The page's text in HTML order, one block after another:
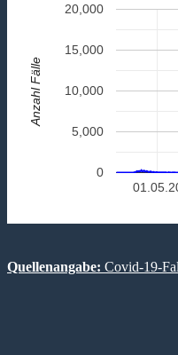
0
5,000
10,000
15,000
20,000
Anzahl Fälle
Quellenangabe: Covid-19-